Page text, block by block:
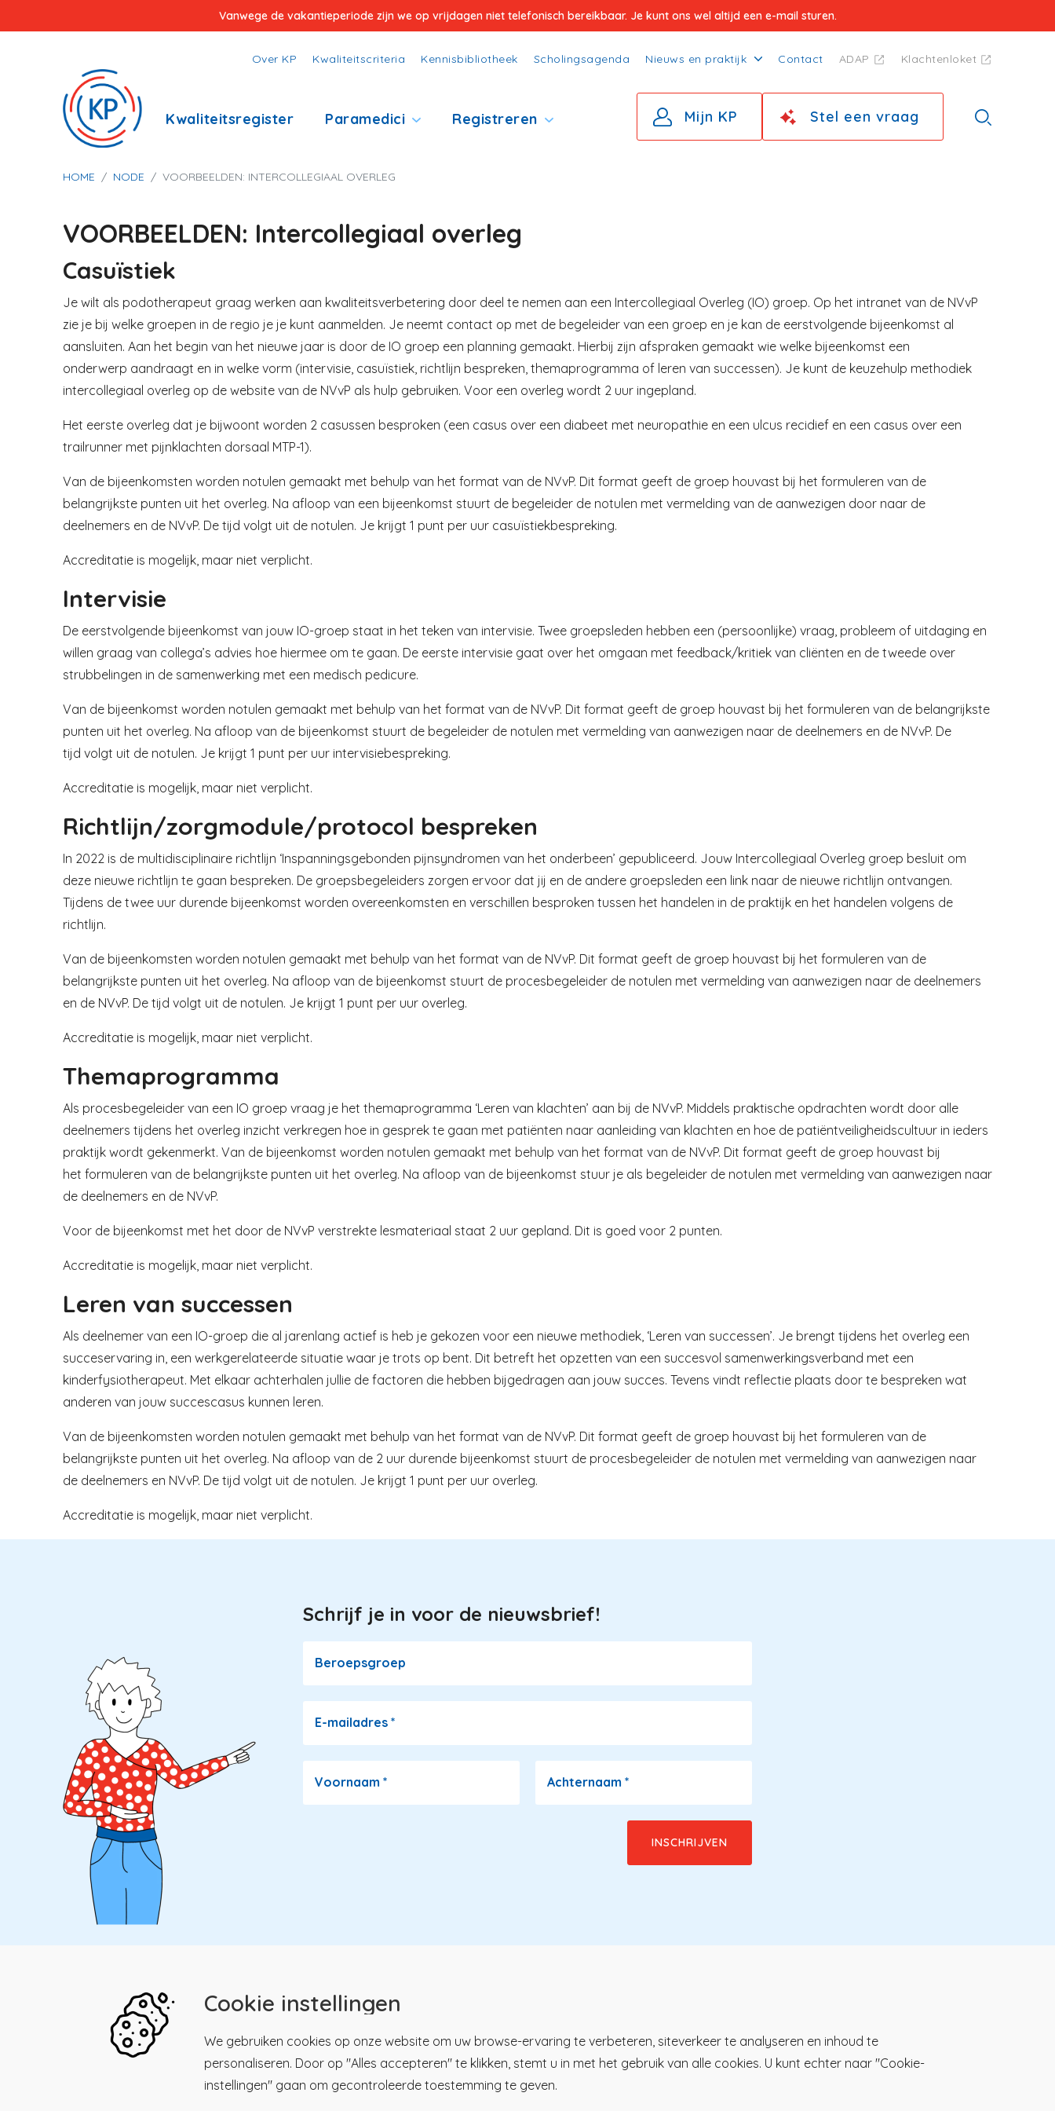
en
Vanwege de vakantieperiode zijn we op vrijdagen niet telefonisch bereikbaar. Je kunt ons wel altijd een e-mail sturen.
Top
menu
Over KP Kwaliteitscriteria Kennisbibliotheek Scholingsagenda Nieuws en praktijk Contact ADAP Klachtenloket
Hoofdnavigatie
Kwaliteitsregister Paramedici Registreren Mijn KP Stel een vraag
Kruimelpad
HOME NODE VOORBEELDEN: INTERCOLLEGIAAL OVERLEG
VOORBEELDEN: Intercollegiaal overleg
Casuïstiek
Je wilt als podotherapeut graag werken aan kwaliteitsverbetering door deel te nemen aan een Intercollegiaal Overleg (IO) groep. Op het intranet van de NVvP
zie je bij welke groepen in de regio je je kunt aanmelden. Je neemt contact op met de begeleider van een groep en je kan de eerstvolgende bijeenkomst al
aansluiten. Aan het begin van het nieuwe jaar is door de IO groep een planning gemaakt. Hierbij zijn afspraken gemaakt wie welke bijeenkomst een
onderwerp aandraagt en in welke vorm (intervisie, casuïstiek, richtlijn bespreken, themaprogramma of leren van successen). Je kunt de keuzehulp methodiek
intercollegiaal overleg op de website van de NVvP als hulp gebruiken. Voor een overleg wordt 2 uur ingepland.
Het eerste overleg dat je bijwoont worden 2 casussen besproken (een casus over een diabeet met neuropathie en een ulcus recidief en een casus over een
trailrunner met pijnklachten dorsaal MTP-1).
Van de bijeenkomsten worden notulen gemaakt met behulp van het format van de NVvP. Dit format geeft de groep houvast bij het formuleren van de
belangrijkste punten uit het overleg. Na afloop van een bijeenkomst stuurt de begeleider de notulen met vermelding van de aanwezigen door naar de
deelnemers en de NVvP. De tijd volgt uit de notulen. Je krijgt 1 punt per uur casuïstiekbespreking.
Accreditatie is mogelijk, maar niet verplicht.
Intervisie
De eerstvolgende bijeenkomst van jouw IO-groep staat in het teken van intervisie. Twee groepsleden hebben een (persoonlijke) vraag, probleem of uitdaging en
willen graag van collega’s advies hoe hiermee om te gaan. De eerste intervisie gaat over het omgaan met feedback/kritiek van cliënten en de tweede over
strubbelingen in de samenwerking met een medisch pedicure.
Van de bijeenkomst worden notulen gemaakt met behulp van het format van de NVvP. Dit format geeft de groep houvast bij het formuleren van de belangrijkste
punten uit het overleg. Na afloop van de bijeenkomst stuurt de begeleider de notulen met vermelding van aanwezigen naar de deelnemers en de NVvP. De
tijd volgt uit de notulen. Je krijgt 1 punt per uur intervisiebespreking.
Accreditatie is mogelijk, maar niet verplicht.
Richtlijn/zorgmodule/protocol bespreken
In 2022 is de multidisciplinaire richtlijn ‘Inspanningsgebonden pijnsyndromen van het onderbeen’ gepubliceerd. Jouw Intercollegiaal Overleg groep besluit om
deze nieuwe richtlijn te gaan bespreken. De groepsbegeleiders zorgen ervoor dat jij en de andere groepsleden een link naar de nieuwe richtlijn ontvangen.
Tijdens de twee uur durende bijeenkomst worden overeenkomsten en verschillen besproken tussen het handelen in de praktijk en het handelen volgens de
richtlijn.
Van de bijeenkomsten worden notulen gemaakt met behulp van het format van de NVvP. Dit format geeft de groep houvast bij het formuleren van de
belangrijkste punten uit het overleg. Na afloop van de bijeenkomst stuurt de procesbegeleider de notulen met vermelding van aanwezigen naar de deelnemers
en de NVvP. De tijd volgt uit de notulen. Je krijgt 1 punt per uur overleg.
Accreditatie is mogelijk, maar niet verplicht.
Themaprogramma
Als procesbegeleider van een IO groep vraag je het themaprogramma ‘Leren van klachten’ aan bij de NVvP. Middels praktische opdrachten wordt door alle
deelnemers tijdens het overleg inzicht verkregen hoe in gesprek te gaan met patiënten naar aanleiding van klachten en hoe de patiëntveiligheidscultuur in ieders
praktijk wordt gekenmerkt. Van de bijeenkomst worden notulen gemaakt met behulp van het format van de NVvP. Dit format geeft de groep houvast bij
het formuleren van de belangrijkste punten uit het overleg. Na afloop van de bijeenkomst stuur je als begeleider de notulen met vermelding van aanwezigen naar
de deelnemers en de NVvP.
Voor de bijeenkomst met het door de NVvP verstrekte lesmateriaal staat 2 uur gepland. Dit is goed voor 2 punten.
Accreditatie is mogelijk, maar niet verplicht.
Leren van successen
Als deelnemer van een IO-groep die al jarenlang actief is heb je gekozen voor een nieuwe methodiek, ‘Leren van successen’. Je brengt tijdens het overleg een
succeservaring in, een werkgerelateerde situatie waar je trots op bent. Dit betreft het opzetten van een succesvol samenwerkingsverband met een
kinderfysiotherapeut. Met elkaar achterhalen jullie de factoren die hebben bijgedragen aan jouw succes. Tevens vindt reflectie plaats door te bespreken wat
anderen van jouw succescasus kunnen leren.
Van de bijeenkomsten worden notulen gemaakt met behulp van het format van de NVvP. Dit format geeft de groep houvast bij het formuleren van de
belangrijkste punten uit het overleg. Na afloop van de 2 uur durende bijeenkomst stuurt de procesbegeleider de notulen met vermelding van aanwezigen naar
de deelnemers en NVvP. De tijd volgt uit de notulen. Je krijgt 1 punt per uur overleg.
Accreditatie is mogelijk, maar niet verplicht.
Schrijf je in voor de nieuwsbrief!
Beroepsgroep
E-mailadres *
Voornaam * Achternaam *
Cookie instellingen
We gebruiken cookies op onze website om uw browse-ervaring te verbeteren, siteverkeer te analyseren en inhoud te
personaliseren. Door op "Alles accepteren" te klikken, stemt u in met het gebruik van alle cookies. U kunt echter naar "Cookie-
instellingen" gaan om gecontroleerde toestemming te geven.
Kwaliteitsregister Paramedici
Maliesingel 39, 3581 BK
Menu
Kwaliteitsregister
Over KP
Paramedici
Nieuws en praktijk